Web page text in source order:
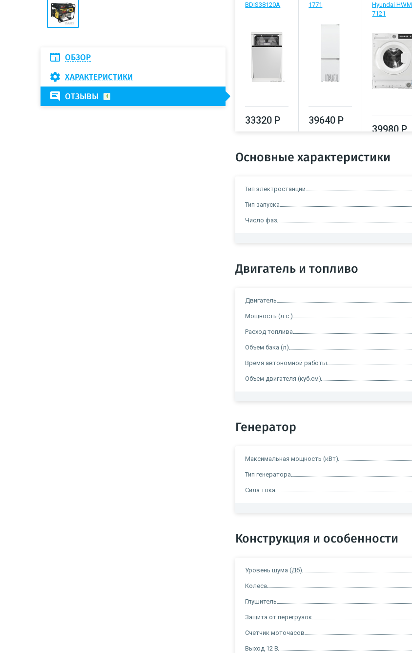
ОБЗОР
ХАРАКТЕРИСТИКИ
ОТЗЫВЫ 4
BDIS38120A
33320 Р
1771
39640 Р
Hyundai HWM
7121
39980 Р
Основные характеристики
Тип электростанции
Тип запуска
Число фаз
Двигатель и топливо
Двигатель
Мощность (л.с.)
Расход топлива
Объем бака (л)
Время автономной работы
Объем двигателя (куб.см)
Генератор
Максимальная мощность (кВт)
Тип генератора
Сила тока
Конструкция и особенности
Уровень шума (Дб)
Колеса
Глушитель
Защита от перегрузок
Счетчик моточасов
Выход 12 В